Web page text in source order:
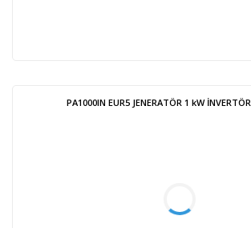
PA1000IN EUR5 JENERATÖR 1 kW